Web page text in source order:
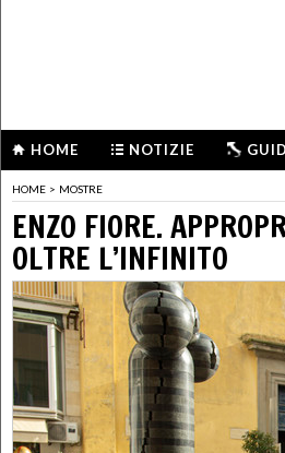
HOME NOTIZIE
HOME > MOSTRE
ENZO FIORE.
OLTRE L’INFINITO